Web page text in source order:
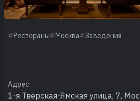
Рестораны Москва Заведения
Адрес
1-я Тверская-Ямская улица, 7,